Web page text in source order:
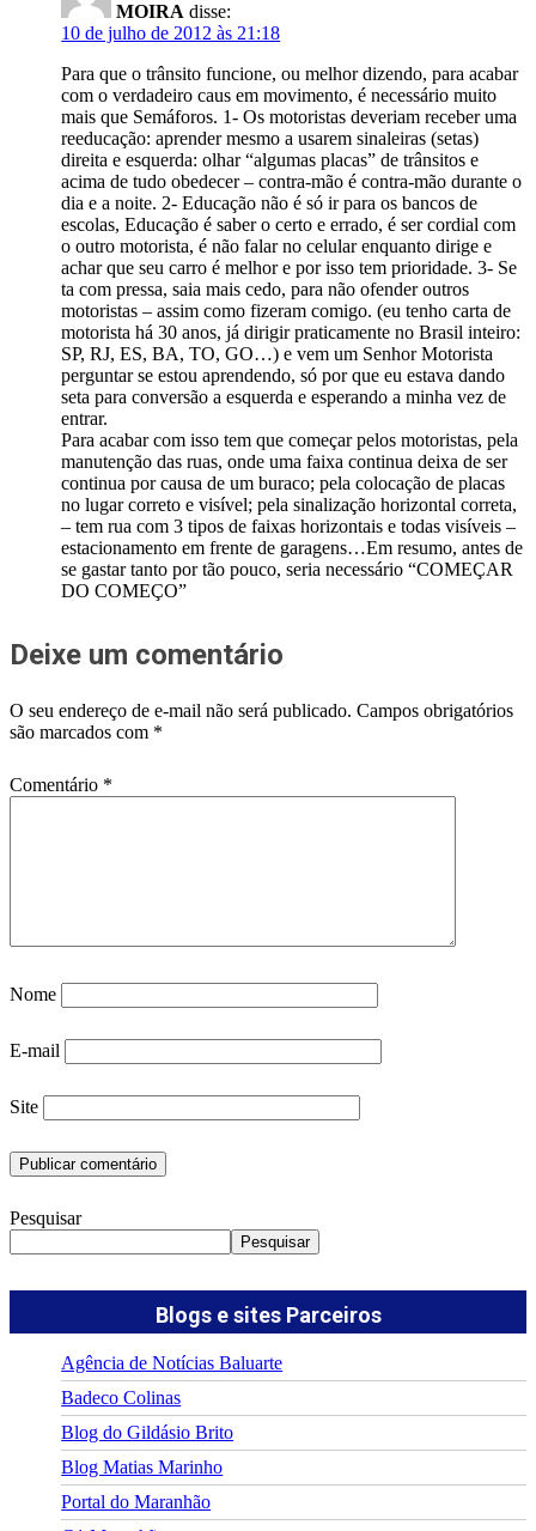
MOIRA disse:
10 de julho de 2012 às 21:18
Para que o trânsito funcione, ou melhor dizendo, para acabar
com o verdadeiro caus em movimento, é necessário muito
mais que Semáforos. 1- Os motoristas deveriam receber uma
reeducação: aprender mesmo a usarem sinaleiras (setas)
direita e esquerda: olhar “algumas placas” de trânsitos e
acima de tudo obedecer – contra-mão é contra-mão durante o
dia e a noite. 2- Educação não é só ir para os bancos de
escolas, Educação é saber o certo e errado, é ser cordial com
o outro motorista, é não falar no celular enquanto dirige e
achar que seu carro é melhor e por isso tem prioridade. 3- Se
ta com pressa, saia mais cedo, para não ofender outros
motoristas – assim como fizeram comigo. (eu tenho carta de
motorista há 30 anos, já dirigir praticamente no Brasil inteiro:
SP, RJ, ES, BA, TO, GO…) e vem um Senhor Motorista
perguntar se estou aprendendo, só por que eu estava dando
seta para conversão a esquerda e esperando a minha vez de
entrar.
Para acabar com isso tem que começar pelos motoristas, pela
manutenção das ruas, onde uma faixa continua deixa de ser
continua por causa de um buraco; pela colocação de placas
no lugar correto e visível; pela sinalização horizontal correta,
– tem rua com 3 tipos de faixas horizontais e todas visíveis –
estacionamento em frente de garagens…Em resumo, antes de
se gastar tanto por tão pouco, seria necessário “COMEÇAR
DO COMEÇO”
Deixe um comentário
O seu endereço de e-mail não será publicado. Campos obrigatórios
são marcados com *
Comentário *
Nome
E-mail
Site
Pesquisar
Pesquisar
Blogs e sites Parceiros
Agência de Notícias Baluarte
Badeco Colinas
Blog do Gildásio Brito
Blog Matias Marinho
Portal do Maranhão